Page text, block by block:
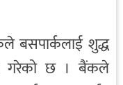
बसपार्कलाई शुद्ध
गरेको छ । बैंकले